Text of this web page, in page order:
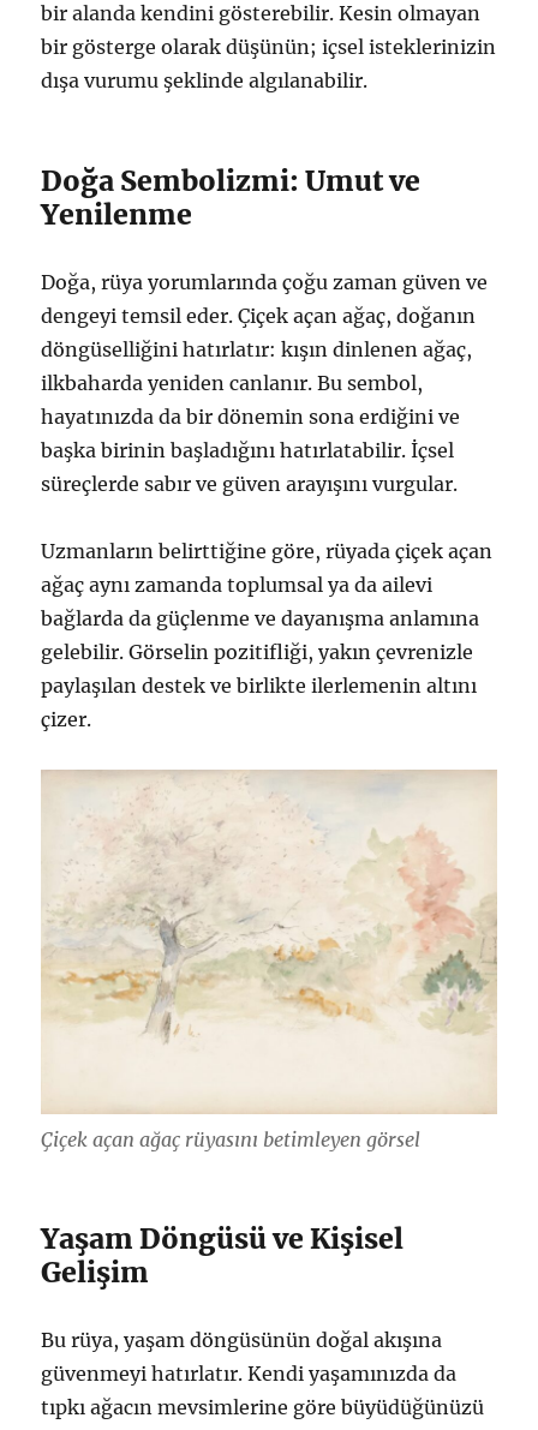
bir alanda kendini gösterebilir. Kesin olmayan
bir gösterge olarak düşünün; içsel isteklerinizin
dışa vurumu şeklinde algılanabilir.
Doğa Sembolizmi: Umut ve
Yenilenme
Doğa, rüya yorumlarında çoğu zaman güven ve
dengeyi temsil eder. Çiçek açan ağaç, doğanın
döngüselliğini hatırlatır: kışın dinlenen ağaç,
ilkbaharda yeniden canlanır. Bu sembol,
hayatınızda da bir dönemin sona erdiğini ve
başka birinin başladığını hatırlatabilir. İçsel
süreçlerde sabır ve güven arayışını vurgular.
Uzmanların belirttiğine göre, rüyada çiçek açan
ağaç aynı zamanda toplumsal ya da ailevi
bağlarda da güçlenme ve dayanışma anlamına
gelebilir. Görselin pozitifliği, yakın çevrenizle
paylaşılan destek ve birlikte ilerlemenin altını
çizer.
Çiçek açan ağaç rüyasını betimleyen görsel
Yaşam Döngüsü ve Kişisel
Gelişim
Bu rüya, yaşam döngüsünün doğal akışına
güvenmeyi hatırlatır. Kendi yaşamınızda da
tıpkı ağacın mevsimlerine göre büyüdüğünüzü